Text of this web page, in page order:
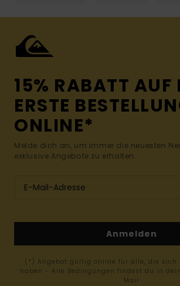
15% RABATT AUF
ERSTE
ONLINE*
Melde dich an, um immer die neuesten
exklusive Angebote zu erhalten.
Anmelden
(*) Angebot gültig online für alle, die sich
haben - Alle Bedingungen findest du in
Mail